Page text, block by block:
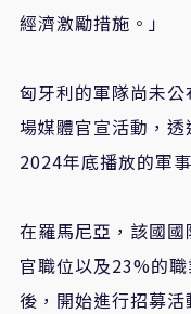
經濟激勵措施。」
匈牙利的軍隊尚未
場媒體官宣活動，
2024年底播放的軍
在羅馬尼亞，該國
官職位以及23%的
後，開始進行招募